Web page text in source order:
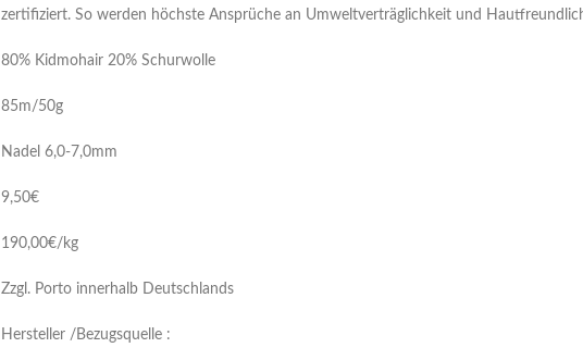
zertifiziert. So werden höchste Ansprüche an Umweltverträglichkeit und
80% Kidmohair 20% Schurwolle
85m/50g
Nadel 6,0-7,0mm
9,50€
190,00€/kg
Zzgl. Porto innerhalb Deutschlands
Hersteller /Bezugsquelle :